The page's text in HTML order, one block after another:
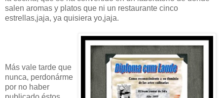
salen aromas y platos que ni un restaurante cinco
estrellas,jaja, ya quisiera yo,jaja.
Más vale tarde que
nunca, perdonárme
por no haber